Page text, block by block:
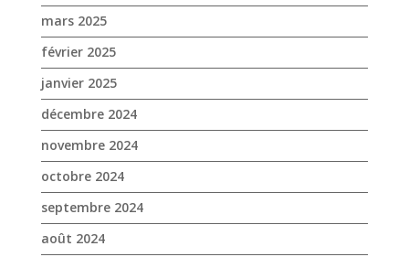
mars 2025
février 2025
janvier 2025
décembre 2024
novembre 2024
octobre 2024
septembre 2024
août 2024